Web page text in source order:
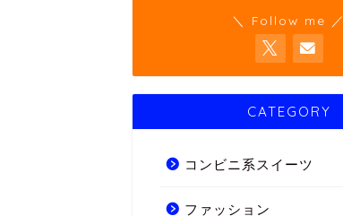
＼ Follow me ／
CATEGORY
コンビニ系スイーツ
ファッション